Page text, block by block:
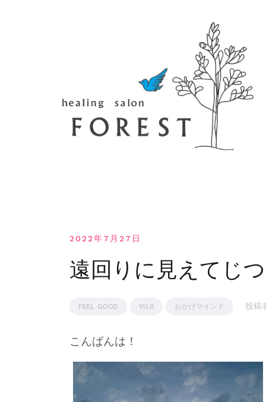
2022年7月27日
遠回りに見えてじ
FEEL GOOD YUJI おかげマインド 投稿
こんばんは！